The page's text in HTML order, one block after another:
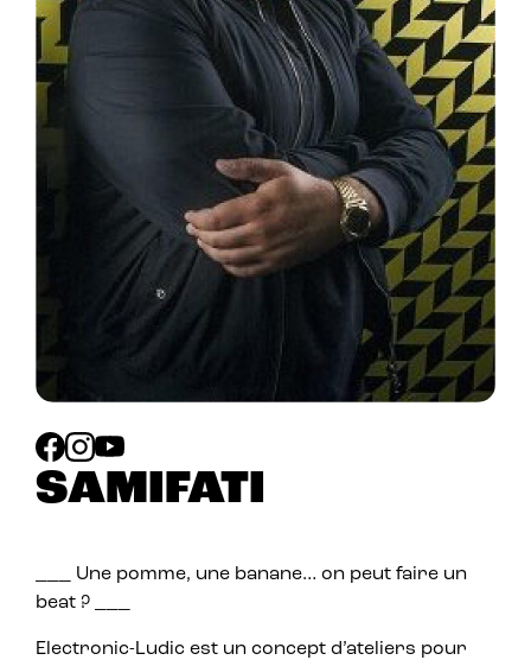
SAMIFATI
___ Une pomme, une banane… on peut faire un
beat ? ___
Electronic-Ludic est un concept d’ateliers pour